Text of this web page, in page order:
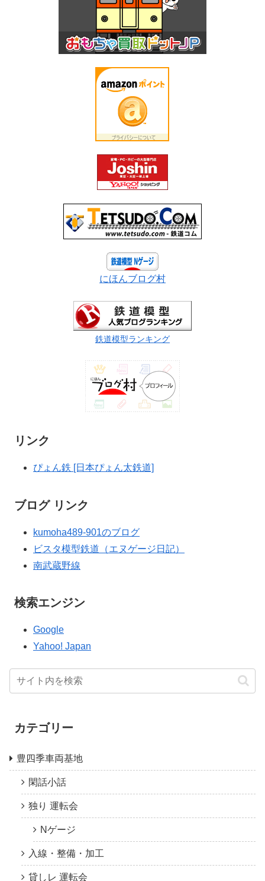
にほんブログ村
鉄道模型ランキング
リンク
ぴょん鉄 [日本ぴょん太鉄道]
ブログ リンク
kumoha489-901のブログ
ビスタ模型鉄道（エヌゲージ日記）
南武蔵野線
検索エンジン
Google
Yahoo! Japan
カテゴリー
豊四季車両基地
閑話小話
独り 運転会
Nゲージ
入線・整備・加工
貸しレ 運転会